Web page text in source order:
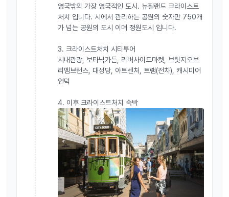
영국밖의 가장 영국적인 도시. 뉴질랜드 크라이스트
처치 입니다. 시에서 관리하는 공원의 숫자만 750개
가 넘는 공원의 도시 이며 정원도시 입니다.
3. 크라이스트처치 시티투어
시내관광, 보타닉가든, 리버사이드마켓, 브릿지오브
리멤브런스, 대성당, 아트센처, 트램(전차), 캐시미어
언덕
4. 이후 크라이스트처치 숙박